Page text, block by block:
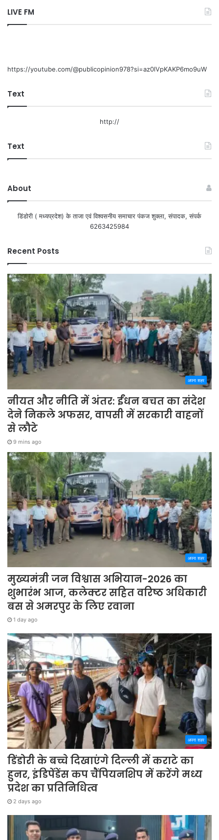
LIVE FM
https://youtube.com/@publicopinion978?si=az0lVpKAKP6mo9uW
Text
http://
Text
About
डिंडोरी ( मध्यप्रदेश) के ताजा एवं विश्वसनीय समाचार पंकज शुक्ला, संपादक, संपर्क
6263425984
Recent Posts
अपना शहर
नीयत और नीति में अंतर: ईंधन बचत का संदेश
देने निकले अफसर, वापसी में सरकारी वाहनों
से लौटे
9 mins ago
अपना शहर
मुख्यमंत्री जन विश्वास अभियान-2026 का
शुभारंभ आज, कलेक्टर सहित वरिष्ठ अधिकारी
बस से अमरपुर के लिए रवाना
1 day ago
अपना शहर
डिंडोरी के बच्चे दिखाएंगे दिल्ली में कराटे का
हुनर, इंडिपेंडेंस कप चैंपियनशिप में करेंगे मध्य
प्रदेश का प्रतिनिधित्व
2 days ago